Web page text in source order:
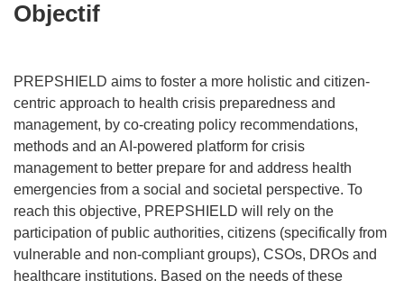
Objectif
PREPSHIELD aims to foster a more holistic and citizen-
centric approach to health crisis preparedness and
management, by co-creating policy recommendations,
methods and an AI-powered platform for crisis
management to better prepare for and address health
emergencies from a social and societal perspective. To
reach this objective, PREPSHIELD will rely on the
participation of public authorities, citizens (specifically from
vulnerable and non-compliant groups), CSOs, DROs and
healthcare institutions. Based on the needs of these